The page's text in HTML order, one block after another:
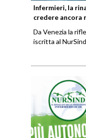
Infermieri, la
credere ancora
Da Venezia la
iscritta al